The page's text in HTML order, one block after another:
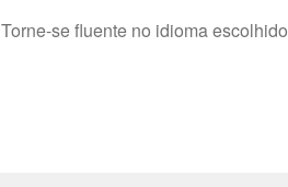
Torne-se fluente no idioma escolhido